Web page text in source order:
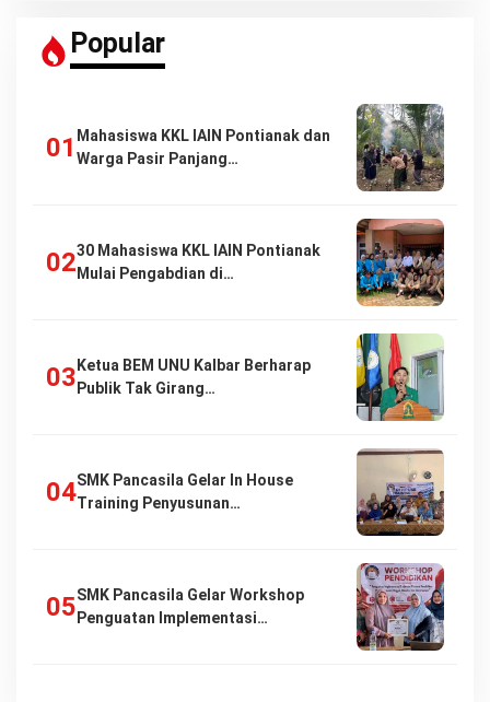
Popular
Mahasiswa KKL IAIN Pontianak dan
Warga Pasir Panjang…
30 Mahasiswa KKL IAIN Pontianak
Mulai Pengabdian di…
Ketua BEM UNU Kalbar Berharap
Publik Tak Girang…
SMK Pancasila Gelar In House
Training Penyusunan…
SMK Pancasila Gelar Workshop
Penguatan Implementasi…